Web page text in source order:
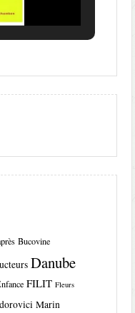
Bucovine
Danube
FILIT Fleurs
Marin